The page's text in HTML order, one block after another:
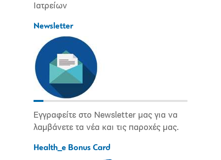
Ιατρείων
Newsletter
Εγγραφείτε στο Newsletter μας για να
λαμβάνετε τα νέα και τις παροχές μας.
Health_e Bonus Card